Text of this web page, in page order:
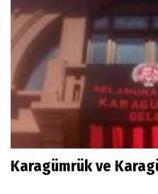
Karagümrük ve